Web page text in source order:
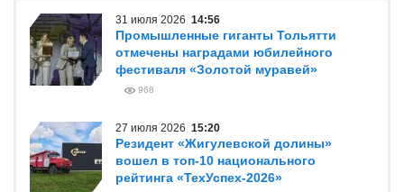
31 июля 2026 14:56
Промышленные гиганты Тольятти
отмечены наградами юбилейного
фестиваля «Золотой муравей»
968
27 июля 2026 15:20
Резидент «Жигулевской долины»
вошел в топ-10 национального
рейтинга «ТехУспех-2026»